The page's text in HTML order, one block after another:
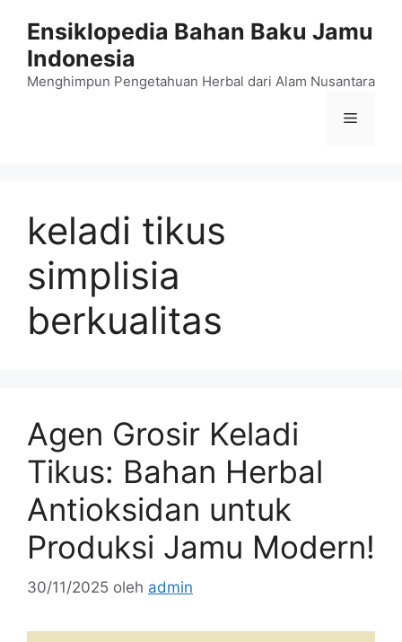
Ensiklopedia Bahan Baku Jamu
Indonesia
Menghimpun Pengetahuan Herbal dari Alam Nusantara
Menu
keladi tikus
simplisia
berkualitas
Agen Grosir Keladi
Tikus: Bahan Herbal
Antioksidan untuk
Produksi Jamu Modern!
30/11/2025 oleh admin